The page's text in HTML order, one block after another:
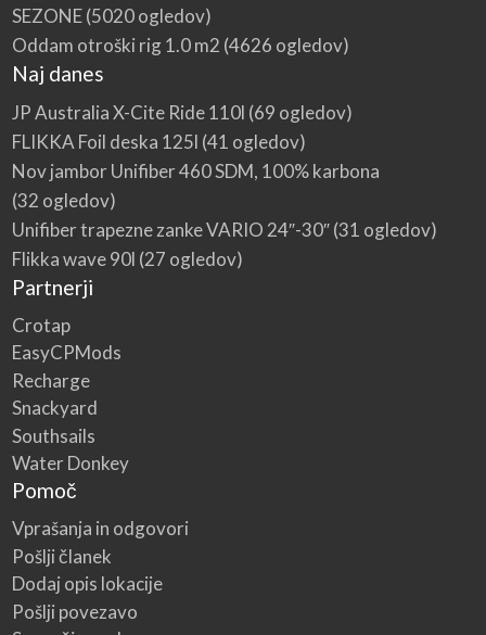
SEZONE(5020 ogledov)
Oddam otroški rig 1.0 m2 (4626 ogledov)
Naj danes
JP Australia X-Cite Ride 110l (69 ogledov)
FLIKKA Foil deska 125l (41 ogledov)
Nov jambor Unifiber 460 SDM, 100% karbona
(32 ogledov)
Unifiber trapezne zanke VARIO 24″-30″(31 ogledov)
Flikka wave 90l (27 ogledov)
Partnerji
Crotap
EasyCPMods
Recharge
Snackyard
Southsails
Water Donkey
Pomoč
Vprašanja in odgovori
Pošlji članek
Dodaj opis lokacije
Pošlji povezavo